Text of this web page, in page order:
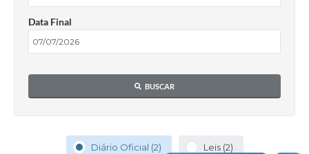
Data Final
BUSCAR
Diário Oficial (2) Leis (2)